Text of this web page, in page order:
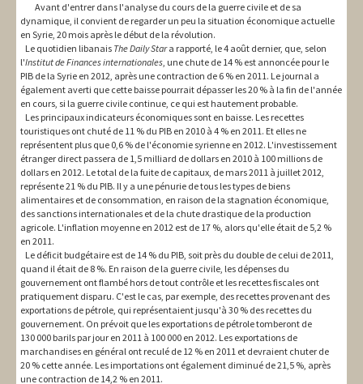
Avant d'entrer dans l'analyse du cours de la guerre civile et de sa
dynamique, il convient de regarder un peu la situation économique actuelle
en Syrie, 20 mois après le début de la révolution.
Le quotidien libanais The Daily Stara rapporté, le 4 août dernier, que, selon
l'Institut de Finances internationales, une chute de 14 % est annoncée pour le
PIB de la Syrie en 2012, après une contraction de 6 % en 2011. Le journal a
également averti que cette baisse pourrait dépasser les 20 % à la fin de l'année
en cours, si la guerre civile continue, ce qui est hautement probable.
Les principaux indicateurs économiques sont en baisse. Les recettes
touristiques ont chuté de 11 % du PIB en 2010 à 4 % en 2011. Et elles ne
représentent plus que 0,6 % de l'économie syrienne en 2012. L'investissement
étranger direct passera de 1,5 milliard de dollars en 2010 à 100 millions de
dollars en 2012. Le total de la fuite de capitaux, de mars 2011 à juillet 2012,
représente 21 % du PIB. Il y a une pénurie de tous les types de biens
alimentaires et de consommation, en raison de la stagnation économique,
des sanctions internationales et de la chute drastique de la production
agricole. L'inflation moyenne en 2012 est de 17 %, alors qu'elle était de 5,2 %
en 2011.
Le déficit budgétaire est de 14 % du PIB, soit près du double de celui de 2011,
quand il était de 8 %. En raison de la guerre civile, les dépenses du
gouvernement ont flambé hors de tout contrôle et les recettes fiscales ont
pratiquement disparu. C'est le cas, par exemple, des recettes provenant des
exportations de pétrole, qui représentaient jusqu'à 30 % des recettes du
gouvernement. On prévoit que les exportations de pétrole tomberont de
130 000 barils par jour en 2011 à 100 000 en 2012. Les exportations de
marchandises en général ont reculé de 12 % en 2011 et devraient chuter de
20 % cette année. Les importations ont également diminué de 21,5 %, après
une contraction de 14,2 % en 2011.